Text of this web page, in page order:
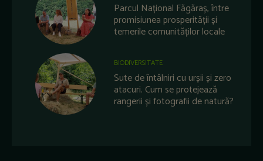
Parcul Național Făgăraș, între
promisiunea prosperității și
temerile comunităților locale
BIODIVERSITATE
Sute de întâlniri cu urșii și zero
atacuri. Cum se protejează
rangerii și fotografii de natură?